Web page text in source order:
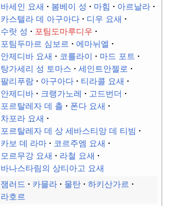
바세인 요새 봄베이 성 마힘
아르날라
카스텔라 데 아구아다
디우 요새
수랏 성
포팀도마루디우
포팀두마르 심보르
에마뉘엘
안제디바 요새
코를라이
마드 포트
탕가세리 성 토마스
세인트안젤로
팔리푸람
아구아다
티라콜 요새
안제디바
크랭가노레
고드번더
포르탈레자 데 촐
폰다 요새
차포라 요새
포르탈레자 데 상 세바스티앙 데 티빔
카보 데 라마
코르주엠 요새
모르무강 요새
라철 요새
바나스타림의 상티아고 요새
잼러드 카믈라 물탄
하키산가르
라호르